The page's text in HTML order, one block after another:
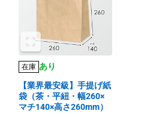
在庫 あり
【業界最安級】手提げ紙
袋（茶・平紐・幅260×
マチ140×高さ260mm）